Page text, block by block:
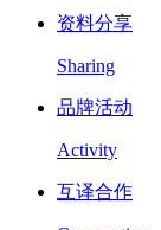
资料分享
Sharing
品牌活动
Activity
互译合作